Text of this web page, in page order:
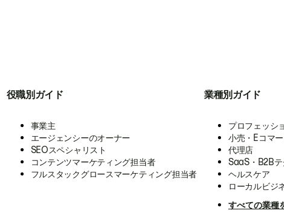
役職別ガイド
事業主
エージェンシーのオーナー
SEOスペシャリスト
コンテンツマーケティング担当者
フルスタックグロースマーケティング担当者
業種別ガイド
プロフェッシ
小売・Eコマ
代理店
SaaS・B2Bテ
ヘルスケア
ローカルビジ
すべての業種